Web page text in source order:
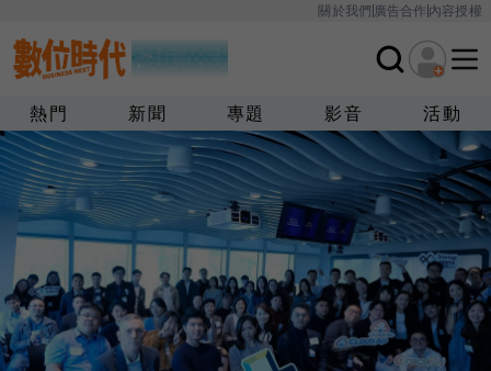
關於我們廣告合作內容授權
熱門 新聞 專題 影音 活動